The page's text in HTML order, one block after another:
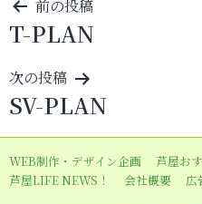
投
稿
ナ
ビ
ゲ
ー
シ
前の投稿
T-PLAN
次の投稿
SV-PLAN
WEB制作・デザイン企画 芦屋お
芦屋LIFE NEWS！
会社概要 広